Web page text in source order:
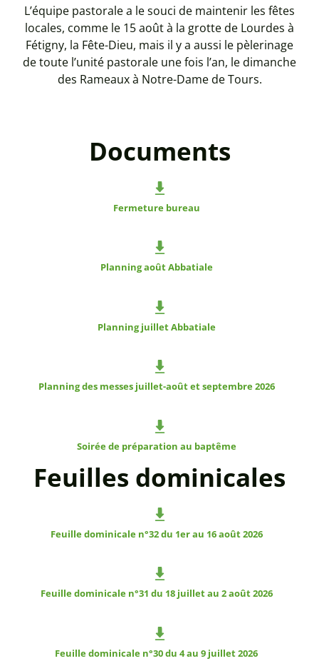
L’équipe pastorale a le souci de maintenir les fêtes
locales, comme le 15 août à la grotte de Lourdes à
Fétigny, la Fête-Dieu, mais il y a aussi le pèlerinage
de toute l’unité pastorale une fois l’an, le dimanche
des Rameaux à Notre-Dame de Tours.
Documents
Fermeture bureau
Planning août Abbatiale
Planning juillet Abbatiale
Planning des messes juillet-août et septembre 2026
Soirée de préparation au baptême
Feuilles dominicales
Feuille dominicale n°32 du 1er au 16 août 2026
Feuille dominicale n°31 du 18 juillet au 2 août 2026
Feuille dominicale n°30 du 4 au 9 juillet 2026